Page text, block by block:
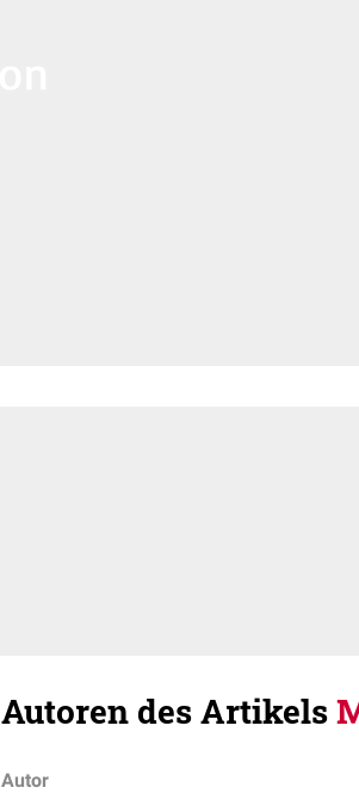
Autoren des Artikels
Autor